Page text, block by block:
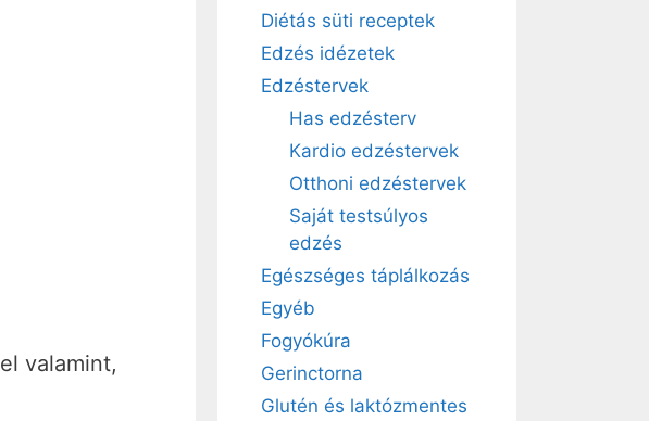
valamint,
Diétás süti receptek
Edzés idézetek
Edzéstervek
Has edzésterv
Kardio edzéstervek
Otthoni edzéstervek
Saját testsúlyos
edzés
Egészséges táplálkozás
Egyéb
Fogyókúra
Gerinctorna
Glutén és laktózmentes